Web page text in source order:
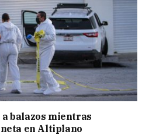
balazos mientras
en Altiplano